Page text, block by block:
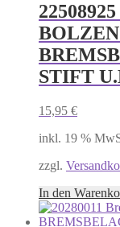
STIFT
15,95 €
inkl. 19 %
zzgl.
In den